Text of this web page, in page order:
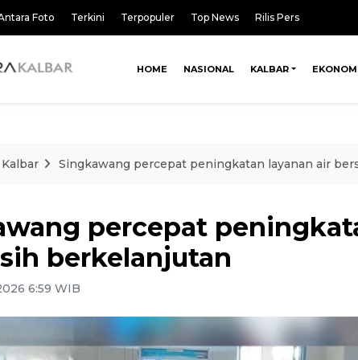
Foto Terkini Terpopuler Top News Rilis Pers
HOME NASIONAL KALBAR
Kalbar Singkawang percepat peningkatan layanan air
percepat
berkelanjutan
6:59 WIB